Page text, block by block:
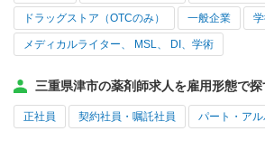
ドラッグストア（OTCのみ） 一般企業
メディカルライター、 MSL、 DI、学術
三重県津市の薬剤師求人を雇用形態で探
正社員 契約社員・嘱託社員 パート・アル